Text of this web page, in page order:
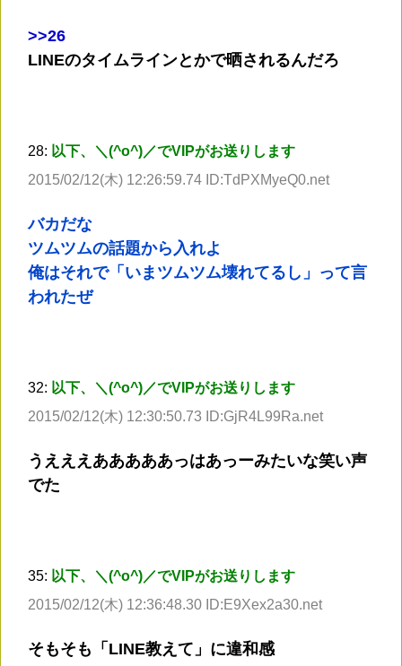
>>26
LINEのタイムラインとかで晒されるんだろ
28: 以下、＼(^o^)／でVIPがお送りします
2015/02/12(木) 12:26:59.74 ID:TdPXMyeQ0.net
バカだな
ツムツムの話題から入れよ
俺はそれで「いまツムツム壊れてるし」って言
われたぜ
32: 以下、＼(^o^)／でVIPがお送りします
2015/02/12(木) 12:30:50.73 ID:GjR4L99Ra.net
うえええあああああっはあっーみたいな笑い声
でた
35: 以下、＼(^o^)／でVIPがお送りします
2015/02/12(木) 12:36:48.30 ID:E9Xex2a30.net
そもそも「LINE教えて」に違和感